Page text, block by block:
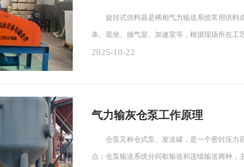
旋转式供料器是稀相气力输送系统常用供料
条、底坐、抽气室、加速室等，根据现场所在
2025-10-22
气力输灰仓泵工作原理
仓泵又称仓式泵、发送罐，是一个密封压力
点；仓泵输送系统分间歇输送和连续输送两种